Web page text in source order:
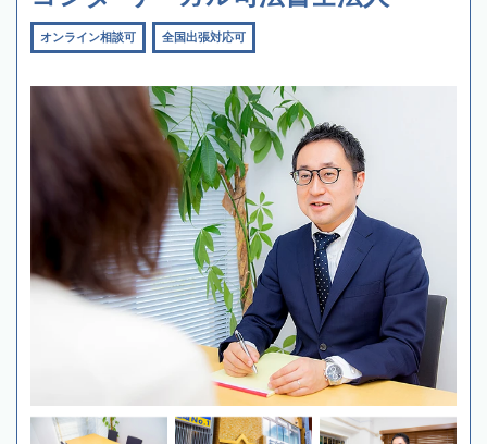
オンライン相談可 全国出張対応可